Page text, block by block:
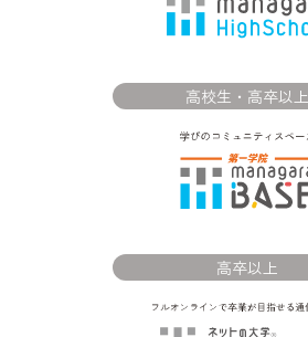
高校生・高卒以上
高卒以上